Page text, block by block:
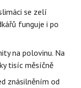
se zelí
funguje i po
na polovinu. Na
tisíc měsíčně
znásilněním od